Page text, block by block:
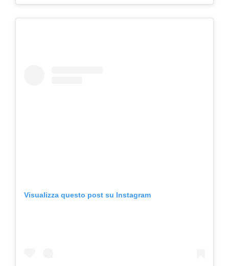
Visualizza questo post su Instagram